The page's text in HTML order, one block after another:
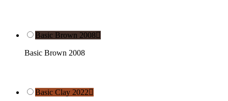
Basic Brown 2008
Basic Brown 2008
Basic Clay 2022